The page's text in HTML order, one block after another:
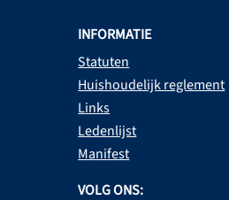
INFORMATIE
Statuten
Huishoudelijk reglement
Links
Ledenlijst
Manifest
VOLG ONS: